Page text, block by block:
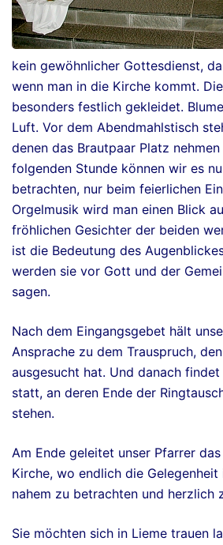
kein gewöhnlicher Gottesdienst,
wenn man in die Kirche kommt.
besonders festlich gekleidet.
Luft. Vor dem Abendmahlstisch
denen das Brautpaar Platz
folgenden Stunde können wir es
betrachten, nur beim feierlichen
Orgelmusik wird man einen Blick
fröhlichen Gesichter der beiden
ist die Bedeutung des
werden sie vor Gott und der
sagen.
Nach dem Eingangsgebet hält
Ansprache zu dem Trauspruch,
ausgesucht hat. Und danach findet
statt, an deren Ende der
stehen.
Am Ende geleitet unser Pfarrer
Kirche, wo endlich die
nahem zu betrachten und herzlich
Sie möchten sich in Lieme trauen